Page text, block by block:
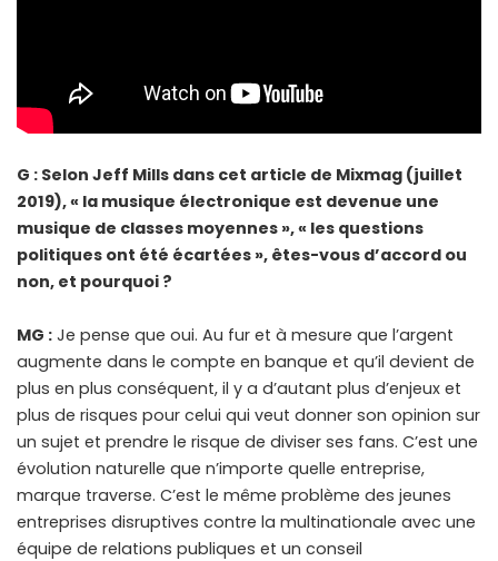
G : Selon Jeff Mills dans cet article de Mixmag (juillet
2019), « la musique électronique est devenue une
musique de classes moyennes », « les questions
politiques ont été écartées », êtes-vous d’accord ou
non, et pourquoi ?
MG : Je pense que oui. Au fur et à mesure que l’argent
augmente dans le compte en banque et qu’il devient de
plus en plus conséquent, il y a d’autant plus d’enjeux et
plus de risques pour celui qui veut donner son opinion sur
un sujet et prendre le risque de diviser ses fans. C’est une
évolution naturelle que n’importe quelle entreprise,
marque traverse. C’est le même problème des jeunes
entreprises disruptives contre la multinationale avec une
équipe de relations publiques et un conseil